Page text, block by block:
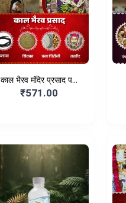
काल भैरव मंदिर प्रसाद प...
₹571.00